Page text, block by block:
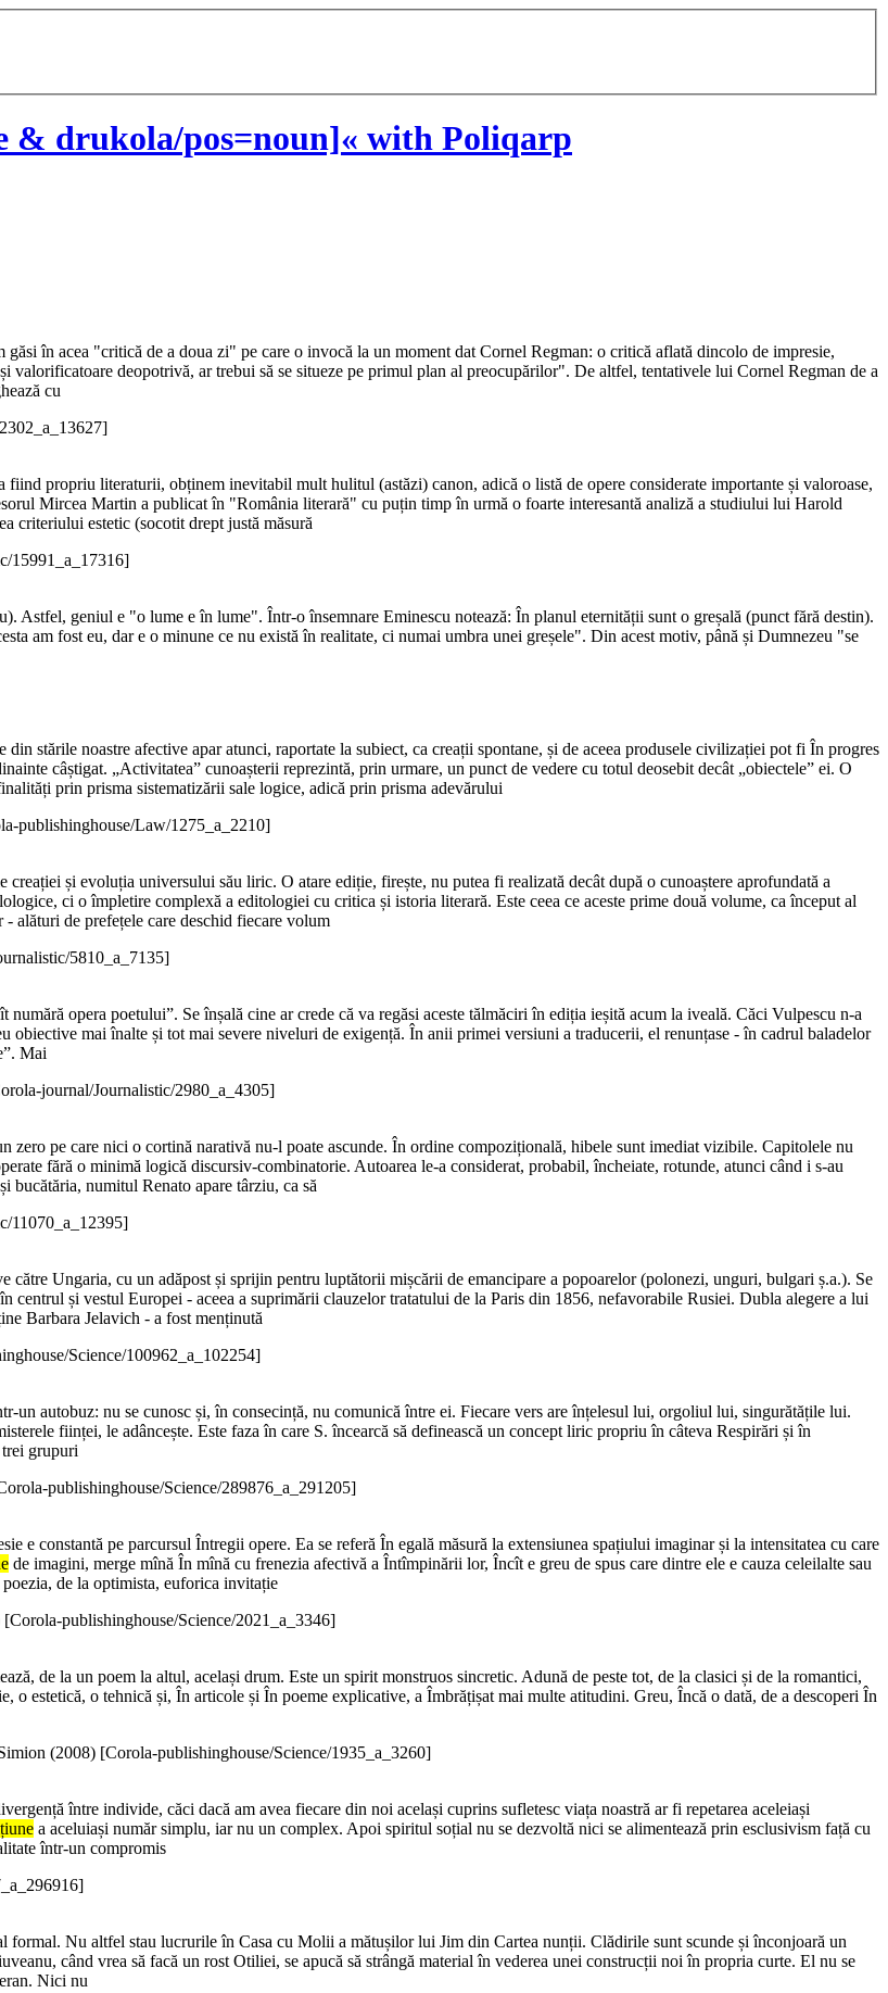
drukola/pos=noun]« with Poliqarp
în acea "critică de a doua zi" pe care o invocă la un moment dat Cornel Regman: o critică aflată dincolo de impresie,
valorificatoare deopotrivă, ar trebui să se situeze pe primul plan al preocupărilor". De altfel, tentativele lui Cornel Regman de a
cu
propriu literaturii, obținem inevitabil mult hulitul (astăzi) canon, adică o listă de opere considerate importante și valoroase,
Mircea Martin a publicat în "România literară" cu puțin timp în urmă o foarte interesantă analiză a studiului lui Harold
criteriului estetic (socotit drept justă măsură
15991_a_17316]
Astfel, geniul e "o lume e în lume". Într-o însemnare Eminescu notează: În planul eternității sunt o greșală (punct fără destin).
am fost eu, dar e o minune ce nu există în realitate, ci numai umbra unei greșele". Din acest motiv, până și Dumnezeu "se
stările noastre afective apar atunci, raportate la subiect, ca creații spontane, și de aceea produsele civilizației pot fi În progres
câștigat. „Activitatea” cunoașterii reprezintă, prin urmare, un punct de vedere cu totul deosebit decât „obiectele” ei. O
prin prisma sistematizării sale logice, adică prin prisma adevărului
publishinghouse/Law/1275_a_2210]
și evoluția universului său liric. O atare ediție, firește, nu putea fi realizată decât după o cunoaștere aprofundată a
ci o împletire complexă a editologiei cu critica și istoria literară. Este ceea ce aceste prime două volume, ca început al
alături de prefețele care deschid fiecare volum
5810_a_7135]
opera poetului”. Se înșală cine ar crede că va regăsi aceste tălmăciri în ediția ieșită acum la iveală. Căci Vulpescu n-a
obiective mai înalte și tot mai severe niveluri de exigență. În anii primei versiuni a traducerii, el renunțase - în cadrul baladelor
Mai
journal/Journalistic/2980_a_4305]
pe care nici o cortină narativă nu-l poate ascunde. În ordine compozițională, hibele sunt imediat vizibile. Capitolele nu
fără o minimă logică discursiv-combinatorie. Autoarea le-a considerat, probabil, încheiate, rotunde, atunci când i s-au
numitul Renato apare târziu, ca să
11070_a_12395]
către Ungaria, cu un adăpost și sprijin pentru luptătorii mișcării de emancipare a popoarelor (polonezi, unguri, bulgari ș.a.). Se
centrul și vestul Europei - aceea a suprimării clauzelor tratatului de la Paris din 1856, nefavorabile Rusiei. Dubla alegere a lui
Barbara Jelavich - a fost menținută
Science/100962_a_102254]
un autobuz: nu se cunosc și, în consecință, nu comunică între ei. Fiecare vers are înțelesul lui, orgoliul lui, singurătățile lui.
ființei, le adâncește. Este faza în care S. încearcă să definească un concept liric propriu în câteva Respirări și în
grupuri
publishinghouse/Science/289876_a_291205]
e constantă pe parcursul Întregii opere. Ea se referă În egală măsură la extensiunea spațiului imaginar și la intensitatea cu care
de imagini, merge mînă În mînă cu frenezia afectivă a Întîmpinării lor, Încît e greu de spus care dintre ele e cauza celeilalte sau
de la optimista, euforica invitație
[Corola-publishinghouse/Science/2021_a_3346]
de la un poem la altul, același drum. Este un spirit monstruos sincretic. Adună de peste tot, de la clasici și de la romantici,
o estetică, o tehnică și, În articole și În poeme explicative, a Îmbrățișat mai multe atitudini. Greu, Încă o dată, de a descoperi În
(2008) [Corola-publishinghouse/Science/1935_a_3260]
între individe, căci dacă am avea fiecare din noi același cuprins sufletesc viața noastră ar fi repetarea aceleiași
a aceluiași număr simplu, iar nu un complex. Apoi spiritul soțial nu se dezvoltă nici se alimentează prin esclusivism față cu
într-un compromis
formal. Nu altfel stau lucrurile în Casa cu Molii a mătușilor lui Jim din Cartea nunții. Clădirile sunt scunde și înconjoară un
când vrea să facă un rost Otiliei, se apucă să strângă material în vederea unei construcții noi în propria curte. El nu se
Nici nu